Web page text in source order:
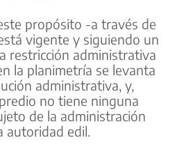
propósito -a través de
vigente y siguiendo un
restricción administrativa
la planimetría se levanta
administrativa, y,
no tiene ninguna
de la administración
autoridad edil.